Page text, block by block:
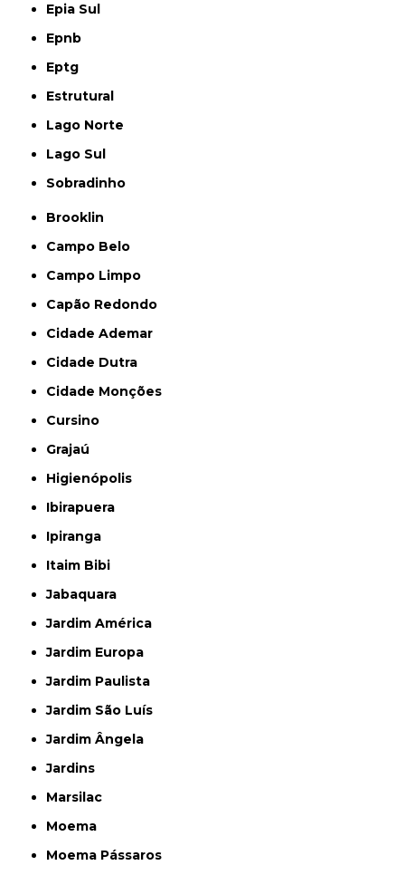
Epia Sul
Epnb
Eptg
Estrutural
Lago Norte
Lago Sul
Sobradinho
Brooklin
Campo Belo
Campo Limpo
Capão Redondo
Cidade Ademar
Cidade Dutra
Cidade Monções
Cursino
Grajaú
Higienópolis
Ibirapuera
Ipiranga
Itaim Bibi
Jabaquara
Jardim América
Jardim Europa
Jardim Paulista
Jardim São Luís
Jardim Ângela
Jardins
Marsilac
Moema
Moema Pássaros